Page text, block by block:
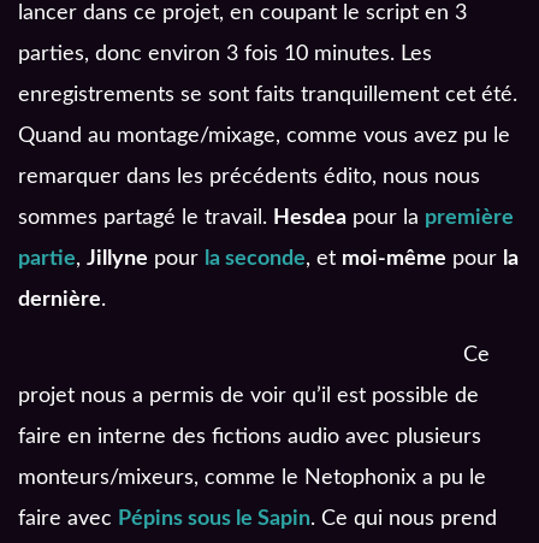
lancer dans ce projet, en coupant le script en 3
parties, donc environ 3 fois 10 minutes. Les
enregistrements se sont faits tranquillement cet été.
Quand au montage/mixage, comme vous avez pu le
remarquer dans les précédents édito, nous nous
sommes partagé le travail. Hesdea pour la première
partie, Jillyne pour la seconde, et moi-même pour la
dernière.
Ce
projet nous a permis de voir qu’il est possible de
faire en interne des fictions audio avec plusieurs
monteurs/mixeurs, comme le Netophonix a pu le
faire avec Pépins sous le Sapin. Ce qui nous prend